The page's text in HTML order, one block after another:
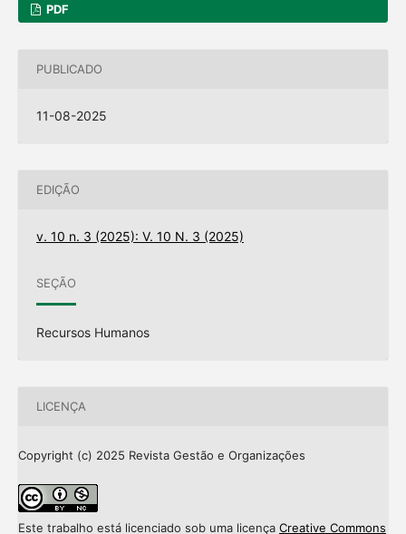
PDF
PUBLICADO
11-08-2025
EDIÇÃO
v. 10 n. 3 (2025): V. 10 N. 3 (2025)
SEÇÃO
Recursos Humanos
LICENÇA
Copyright (c) 2025 Revista Gestão e Organizações
Este trabalho está licenciado sob uma licença Creative Commons